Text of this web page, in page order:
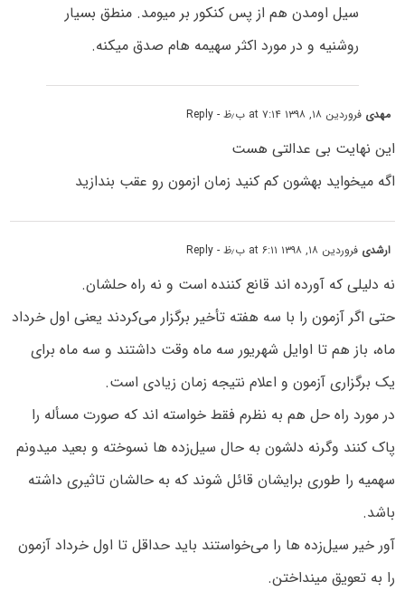
سیل اومدن هم از پس کنکور بر میومد. منطق بسیار
روشنیه و در مورد اکثر سهیمه هام صدق میکنه.
مهدی فروردین ۱۸, ۱۳۹۸ at ۷:۱۴ ب٫ظ - Reply
این نهایت بی عدالتی هست
اگه میخواید بهشون کم کنید زمان ازمون رو عقب بندازید
ارشدی فروردین ۱۸, ۱۳۹۸ at ۶:۱۱ ب٫ظ - Reply
نه دلیلی که آورده اند قانع کننده است و نه راه حلشان.
حتی اگر آزمون را با سه هفته تأخیر برگزار می‌کردند یعنی اول خرداد
ماه، باز هم تا اوایل شهریور سه ماه وقت داشتند و سه ماه برای
یک برگزاری آزمون و اعلام نتیجه زمان زیادی است.
در مورد راه حل هم به نظرم فقط خواسته اند که صورت مسأله را
پاک کنند وگرنه دلشون به حال سیل‌زده ها نسوخته و بعید میدونم
سهمیه را طوری برایشان قائل شوند که به حالشان تاثیری داشته
باشد.
آور خیر سیل‌زده ها را می‌خواستند باید حداقل تا اول خرداد آزمون
را به تعویق مینداختن.